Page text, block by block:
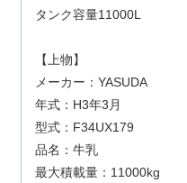
タンク容量11000L
【上物】
メーカー：YASUDA
年式：H3年3月
型式：F34UX179
品名：牛乳
最大積載量：11000kg